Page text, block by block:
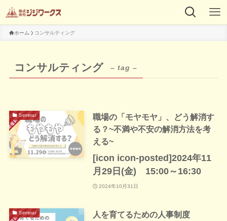
ホーム コンサルティング
コンサルティング – tag –
Seminar
職場の「モヤモヤ」、どう解消す
る？~不満や不安の解消方法を考
える~
[icon icon-posted]2024年11
月29日(金) 15:00～16:30
2024年10月31日
Seminar 人を育てるための人事制度